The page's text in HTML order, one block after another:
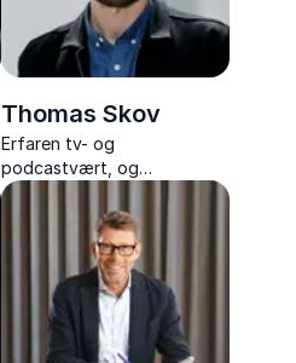
Thomas Skov
Erfaren tv- og
podcastvært, og
foredragsholder, der med
humor og indsigt skaber
nærværende oplevelser
fyldt med grin og
eftertanke.